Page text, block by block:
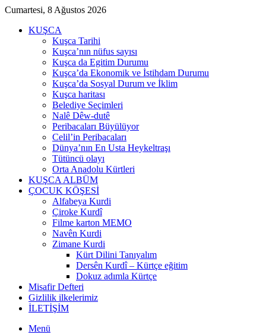
Cumartesi, 8 Ağustos 2026
KUŞCA
Kuşca Tarihi
Kuşca’nın nüfus sayısı
Kuşca da Egitim Durumu
Kuşca’da Ekonomik ve İstihdam Durumu
Kuşca’da Sosyal Durum ve İklim
Kuşca haritası
Belediye Seçimleri
Nalê Dêw-dutê
Peribacaları Büyülüyor
Celil’in Peribacaları
Dünya’nın En Usta Heykeltraşı
Tütüncü olayı
Orta Anadolu Kürtleri
KUŞCA ALBÜM
ÇOCUK KÖŞESİ
Alfabeya Kurdi
Çiroke Kurdî
Filme karton MEMO
Navên Kurdi
Zimane Kurdi
Kürt Dilini Tanıyalım
Dersên Kurdî – Kürtçe eğitim
Dokuz adımla Kürtçe
Misafir Defteri
Gizlilik ilkelerimiz
İLETİŞİM
Menü